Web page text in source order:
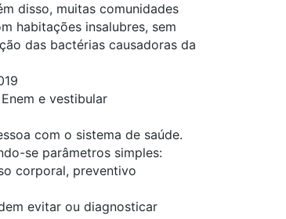
disso, muitas comunidades
habitações insalubres, sem
das bactérias causadoras da
e vestibular
com o sistema de saúde.
se parâmetros simples:
corporal, preventivo
evitar ou diagnosticar